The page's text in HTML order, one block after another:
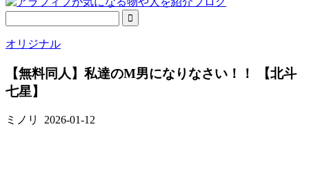
オリジナル
【無料同人】私達のM男になりなさい！！ 【北斗
七星】
ミノリ 2026-01-12